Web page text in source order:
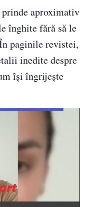
aproximativ
înghite fără să le
paginile revistei,
inedite despre
își îngrijește